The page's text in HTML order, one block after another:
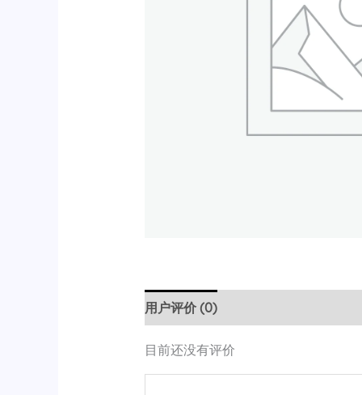
用户评价 (0)
目前还没有评价